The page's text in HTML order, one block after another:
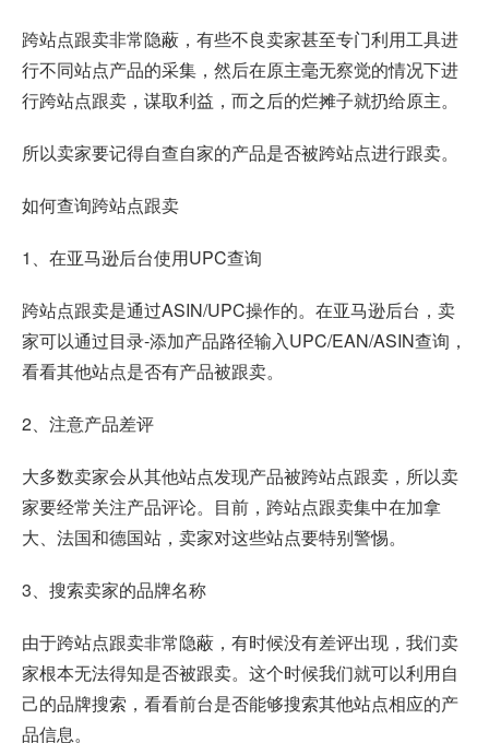
跨站点跟卖非常隐蔽，有些不良卖家甚至专门利用工具进
行不同站点产品的采集，然后在原主毫无察觉的情况下进
行跨站点跟卖，谋取利益，而之后的烂摊子就扔给原主。
所以卖家要记得自查自家的产品是否被跨站点进行跟卖。
如何查询跨站点跟卖
1、在亚马逊后台使用UPC查询
跨站点跟卖是通过ASIN/UPC操作的。在亚马逊后台，卖
家可以通过目录-添加产品路径输入UPC/EAN/ASIN查询，
看看其他站点是否有产品被跟卖。
2、注意产品差评
大多数卖家会从其他站点发现产品被跨站点跟卖，所以卖
家要经常关注产品评论。目前，跨站点跟卖集中在加拿
大、法国和德国站，卖家对这些站点要特别警惕。
3、搜索卖家的品牌名称
由于跨站点跟卖非常隐蔽，有时候没有差评出现，我们卖
家根本无法得知是否被跟卖。这个时候我们就可以利用自
己的品牌搜索，看看前台是否能够搜索其他站点相应的产
品信息。